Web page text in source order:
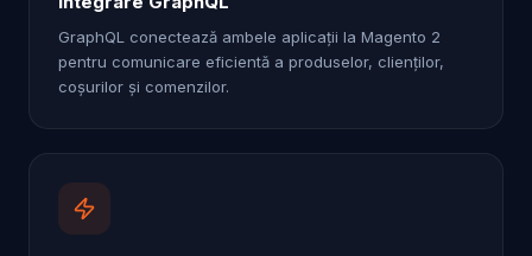
GraphQL conectează ambele aplicații la Magento 2
pentru comunicare eficientă a produselor, clienților,
coșurilor și comenzilor.